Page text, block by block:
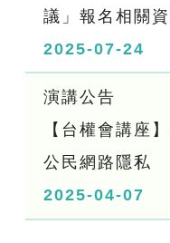
議」報名相關資
2025-07-24
演講公告
【台權會講座
公民網路隱私
2025-04-07